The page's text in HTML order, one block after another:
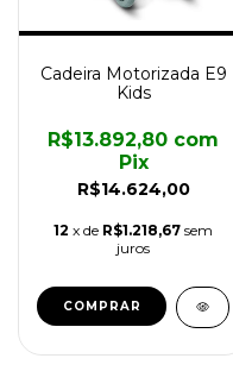
Cadeira Motorizada E9
Kids
R$14.624,00
R$13.892,80 com
Pix
12 x de R$1.218,67 sem
juros
COMPRAR